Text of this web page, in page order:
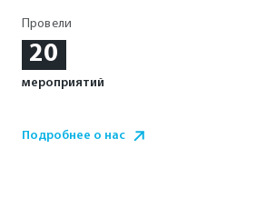
Провели
20
мероприятий
Подробнее о нас